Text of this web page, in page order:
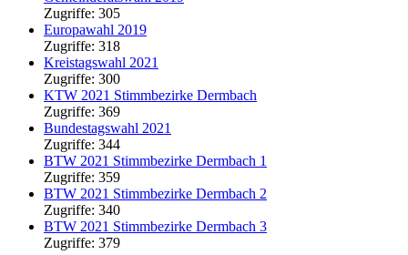
Zugriffe: 305
Europawahl 2019
Zugriffe: 318
Kreistagswahl 2021
Zugriffe: 300
KTW 2021 Stimmbezirke Dermbach
Zugriffe: 369
Bundestagswahl 2021
Zugriffe: 344
BTW 2021 Stimmbezirke Dermbach 1
Zugriffe: 359
BTW 2021 Stimmbezirke Dermbach 2
Zugriffe: 340
BTW 2021 Stimmbezirke Dermbach 3
Zugriffe: 379